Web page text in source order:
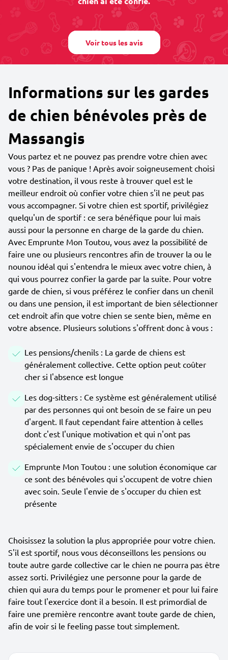
Voir tous les avis
Informations sur les gardes
de chien bénévoles près de
Massangis
Vous partez et ne pouvez pas prendre votre chien avec
vous ? Pas de panique ! Après avoir soigneusement choisi
votre destination, il vous reste à trouver quel est le
meilleur endroit où confier votre chien s'il ne peut pas
vous accompagner. Si votre chien est sportif, privilégiez
quelqu'un de sportif : ce sera bénéfique pour lui mais
aussi pour la personne en charge de la garde du chien.
Avec Emprunte Mon Toutou, vous avez la possibilité de
faire une ou plusieurs rencontres afin de trouver la ou le
nounou idéal qui s'entendra le mieux avec votre chien, à
qui vous pourrez confier la garde par la suite. Pour votre
garde de chien, si vous préférez le confier dans un chenil
ou dans une pension, il est important de bien sélectionner
cet endroit afin que votre chien se sente bien, même en
votre absence. Plusieurs solutions s'offrent donc à vous :
Les pensions/chenils : La garde de chiens est
généralement collective. Cette option peut coûter
cher si l'absence est longue
Les dog-sitters : Ce système est généralement utilisé
par des personnes qui ont besoin de se faire un peu
d'argent. Il faut cependant faire attention à celles
dont c'est l'unique motivation et qui n'ont pas
spécialement envie de s'occuper du chien
Emprunte Mon Toutou : une solution économique car
ce sont des bénévoles qui s'occupent de votre chien
avec soin. Seule l'envie de s'occuper du chien est
présente
Choisissez la solution la plus appropriée pour votre chien.
S'il est sportif, nous vous déconseillons les pensions ou
toute autre garde collective car le chien ne pourra pas être
assez sorti. Privilégiez une personne pour la garde de
chien qui aura du temps pour le promener et pour lui faire
faire tout l'exercice dont il a besoin. Il est primordial de
faire une première rencontre avant toute garde de chien,
afin de voir si le feeling passe tout simplement.